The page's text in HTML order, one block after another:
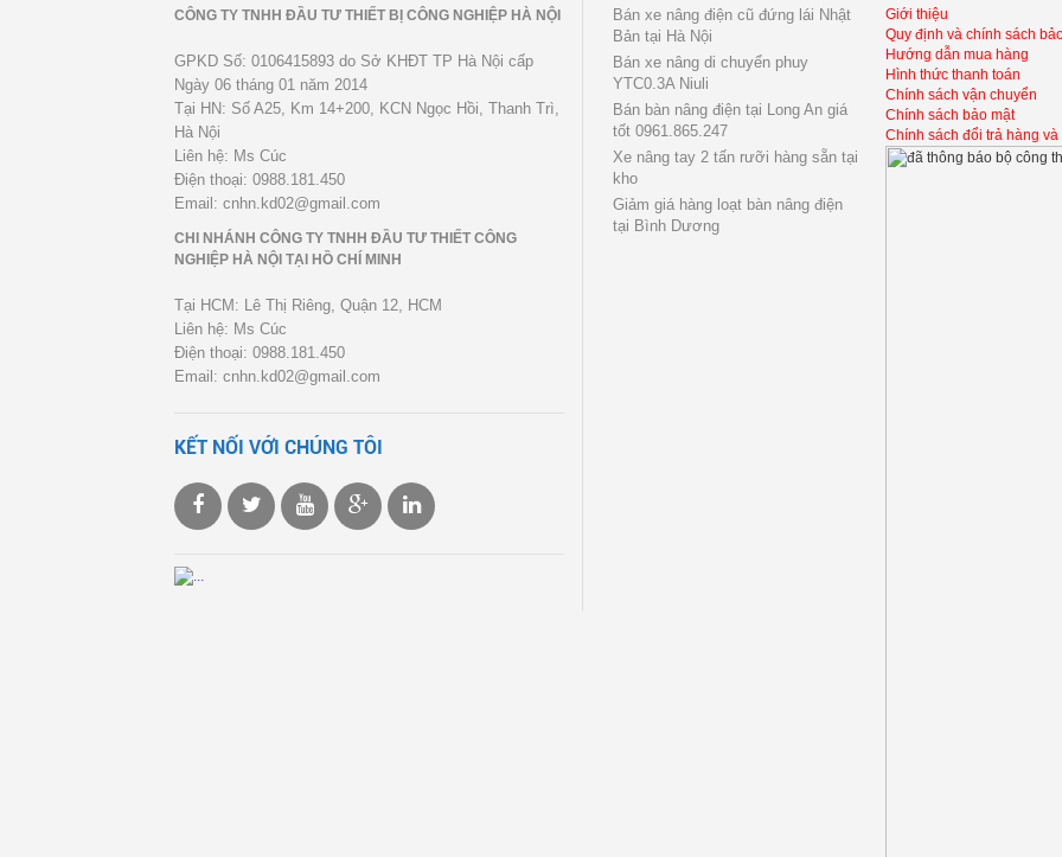
CÔNG TY TNHH ĐẦU TƯ THIẾT BỊ CÔNG NGHIỆP HÀ NỘI
GPKD Số: 0106415893 do Sở KHĐT TP Hà Nội cấp
Ngày 06 tháng 01 năm 2014
Tại HN: Số A25, Km 14+200, KCN Ngọc Hồi, Thanh Trì,
Hà Nội
Liên hệ: Ms Cúc
Điện thoại: 0988.181.450
Email: cnhn.kd02@gmail.com
CHI NHÁNH CÔNG TY TNHH ĐẦU TƯ THIẾT CÔNG
NGHIỆP HÀ NỘI TẠI HỒ CHÍ MINH
Tại HCM: Lê Thị Riêng, Quận 12, HCM
Liên hệ: Ms Cúc
Điện thoại: 0988.181.450
Email: cnhn.kd02@gmail.com
KẾT NỐI VỚI CHÚNG TÔI
Bán xe nâng điện cũ đứng lái Nhật
Bản tại Hà Nội
Bán xe nâng di chuyển phuy
YTC0.3A Niuli
Bán bàn nâng điện tại Long An giá
tốt 0961.865.247
Xe nâng tay 2 tấn rưỡi hàng sẵn tại
kho
Giảm giá hàng loạt bàn nâng điện
tại Bình Dương
Giới thiệu
Quy định và chính sách
Hướng dẫn mua hàng
Hình thức thanh toán
Chính sách vận chuyển
Chính sách bảo mật
Chính sách đổi trả hàng và